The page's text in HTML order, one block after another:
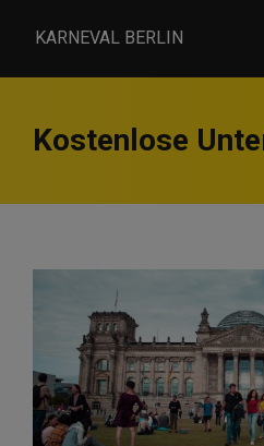
KARNEVAL BERLIN
Kostenlose